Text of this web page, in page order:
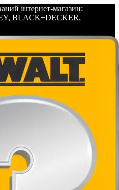
інтернет-магазин:
BLACK+DECKER,